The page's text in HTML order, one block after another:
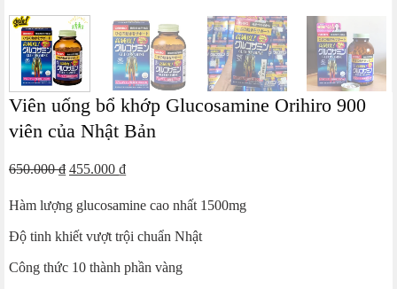
Viên uống bổ khớp Glucosamine Orihiro 900
viên của Nhật Bản
650.000₫ Giá
là:
650.000 ₫.
455.000 ₫Giá
tại
là:
455.000 ₫.
Hàm lượng glucosamine cao nhất 1500mg
Độ tinh khiết vượt trội chuẩn Nhật
Công thức 10 thành phần vàng